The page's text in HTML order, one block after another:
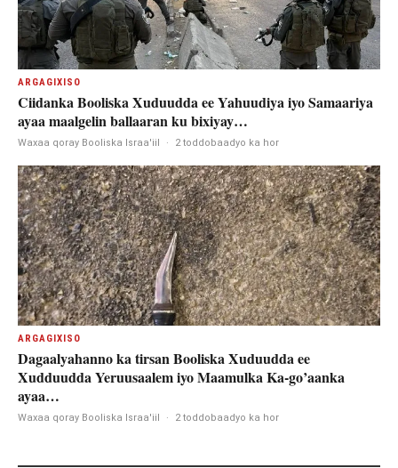
ARGAGIXISO
Ciidanka Booliska Xuduudda ee Yahuudiya iyo Samaariya
ayaa maalgelin ballaaran ku bixiyay…
Waxaa qoray Booliska Israa'iil · 2 toddobaadyo ka hor
ARGAGIXISO
Dagaalyahanno ka tirsan Booliska Xuduudda ee
Xudduudda Yeruusaalem iyo Maamulka Ka-go’aanka
ayaa…
Waxaa qoray Booliska Israa'iil · 2 toddobaadyo ka hor